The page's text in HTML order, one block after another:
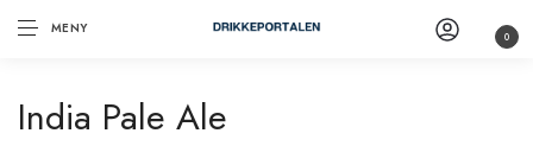
MENY 0
India Pale Ale